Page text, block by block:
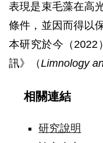
表現是束毛藻在高
條件，並因而得以
本研究於今（2022
訊》（Limnology
相關連結
研究說明